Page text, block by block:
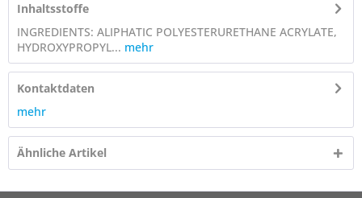
Inhaltsstoffe
INGREDIENTS: ALIPHATIC POLYESTERURETHANE ACRYLATE,
HYDROXYPROPYL... mehr
Kontaktdaten
mehr
Ähnliche Artikel